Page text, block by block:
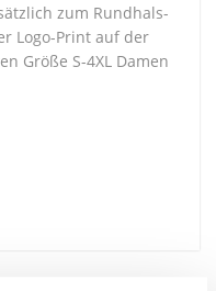
zum Rundhals-
Logo-Print auf der
Größe S-4XL Damen